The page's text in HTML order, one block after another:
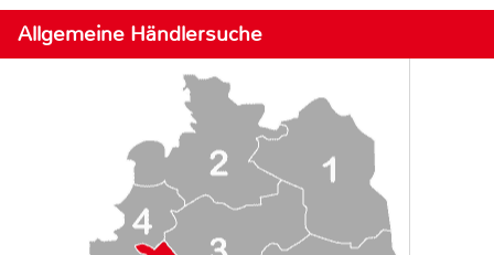
Allgemeine Händlersuche